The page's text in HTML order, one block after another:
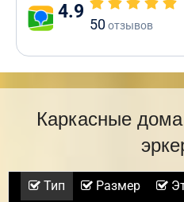
4.9
50отзывов
Каркасные
Тип Размер